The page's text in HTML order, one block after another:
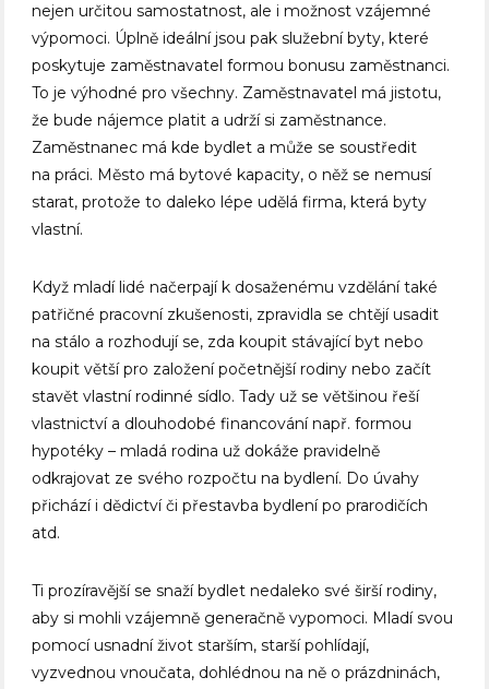
nejen určitou samostatnost, ale i možnost vzájemné
výpomoci. Úplně ideální jsou pak služební byty, které
poskytuje zaměstnavatel formou bonusu zaměstnanci.
To je výhodné pro všechny. Zaměstnavatel má jistotu,
že bude nájemce platit a udrží si zaměstnance.
Zaměstnanec má kde bydlet a může se soustředit
na práci. Město má bytové kapacity, o něž se nemusí
starat, protože to daleko lépe udělá firma, která byty
vlastní.
Když mladí lidé načerpají k dosaženému vzdělání také
patřičné pracovní zkušenosti, zpravidla se chtějí usadit
na stálo a rozhodují se, zda koupit stávající byt nebo
koupit větší pro založení početnější rodiny nebo začít
stavět vlastní rodinné sídlo. Tady už se většinou řeší
vlastnictví a dlouhodobé financování např. formou
hypotéky – mladá rodina už dokáže pravidelně
odkrajovat ze svého rozpočtu na bydlení. Do úvahy
přichází i dědictví či přestavba bydlení po prarodičích
atd.
Ti prozíravější se snaží bydlet nedaleko své širší rodiny,
aby si mohli vzájemně generačně vypomoci. Mladí svou
pomocí usnadní život starším, starší pohlídají,
vyzvednou vnoučata, dohlédnou na ně o prázdninách,